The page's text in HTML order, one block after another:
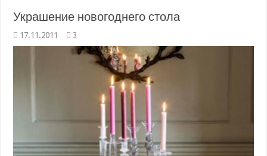
Украшение новогоднего стола
17.11.2011 3